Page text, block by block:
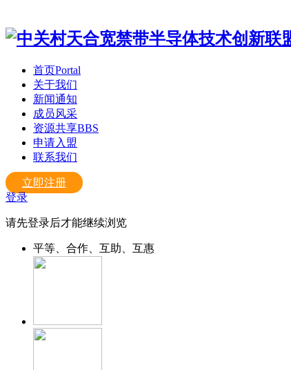
首页Portal
关于我们
新闻通知
成员风采
资源共享BBS
申请入盟
联系我们
立即注册
登录
请先登录后才能继续浏览
平等、合作、互助、互惠